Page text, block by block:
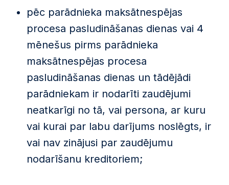
pēc parādnieka maksātnespējas
procesa pasludināšanas dienas vai 4
mēnešus pirms parādnieka
maksātnespējas procesa
pasludināšanas dienas un tādējādi
parādniekam ir nodarīti zaudējumi
neatkarīgi no tā, vai persona, ar kuru
vai kurai par labu darījums noslēgts, ir
vai nav zinājusi par zaudējumu
nodarīšanu kreditoriem;